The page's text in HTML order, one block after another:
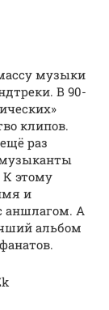
музыки
В 90-
клипов.
раз
этому
и
аншлагом. А
альбом